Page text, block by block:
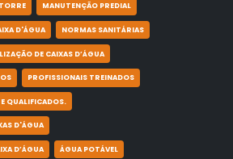
MANUTENÇÃO PREDIAL
D'ÁGUA NORMAS SANITÁRIAS
DE CAIXAS D’ÁGUA
PROFISSIONAIS TREINADOS
QUALIFICADOS.
D'ÁGUA
D’ÁGUA ÁGUA POTÁVEL